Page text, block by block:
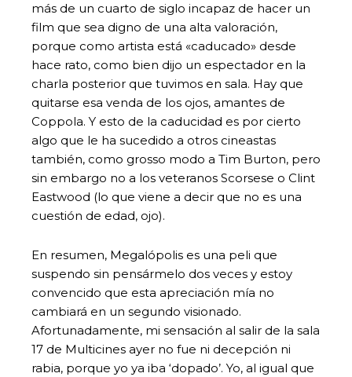
más de un cuarto de siglo incapaz de hacer un
film que sea digno de una alta valoración,
porque como artista está «caducado» desde
hace rato, como bien dijo un espectador en la
charla posterior que tuvimos en sala. Hay que
quitarse esa venda de los ojos, amantes de
Coppola. Y esto de la caducidad es por cierto
algo que le ha sucedido a otros cineastas
también, como grosso modo a Tim Burton, pero
sin embargo no a los veteranos Scorsese o Clint
Eastwood (lo que viene a decir que no es una
cuestión de edad, ojo).
En resumen, Megalópolis es una peli que
suspendo sin pensármelo dos veces y estoy
convencido que esta apreciación mía no
cambiará en un segundo visionado.
Afortunadamente, mi sensación al salir de la sala
17 de Multicines ayer no fue ni decepción ni
rabia, porque yo ya iba ‘dopado’. Yo, al igual que